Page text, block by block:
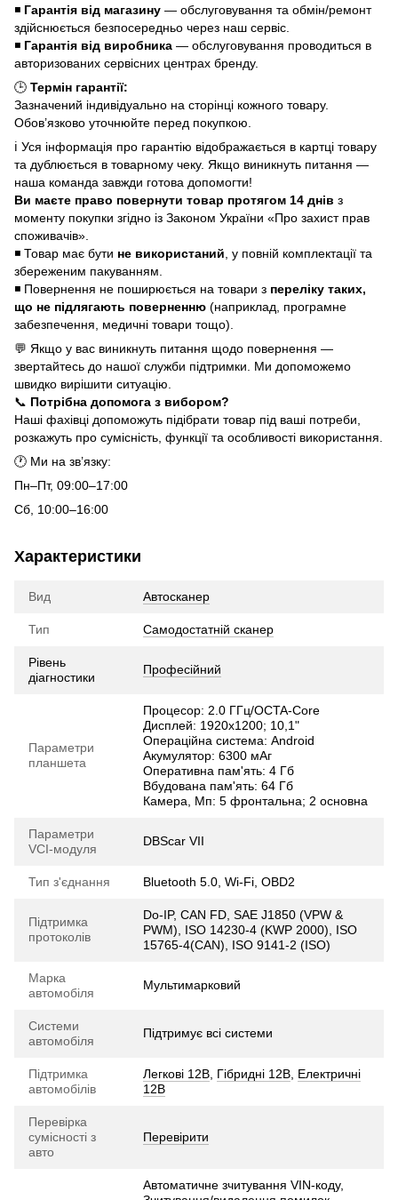
◾ Гарантія від магазину — обслуговування та обмін/ремонт
здійснюється безпосередньо через наш сервіс.
◾ Гарантія від виробника — обслуговування проводиться в
авторизованих сервісних центрах бренду.
🕒 Термін гарантії:
Зазначений індивідуально на сторінці кожного товару.
Обов’язково уточнюйте перед покупкою.
ℹ️ Уся інформація про гарантію відображається в картці товару
та дублюється в товарному чеку. Якщо виникнуть питання —
наша команда завжди готова допомогти!
Ви маєте право повернути товар протягом 14 днів з
моменту покупки згідно із Законом України «Про захист прав
споживачів».
◾ Товар має бути не використаний , у повній комплектації та
збереженим пакуванням.
◾ Повернення не поширюється на товари з переліку таких,
що не підлягають поверненню (наприклад, програмне
забезпечення, медичні товари тощо).
💬 Якщо у вас виникнуть питання щодо повернення —
звертайтесь до нашої служби підтримки. Ми допоможемо
швидко вирішити ситуацію.
📞 Потрібна допомога з вибором?
Наші фахівці допоможуть підібрати товар під ваші потреби,
розкажуть про сумісність, функції та особливості використання.
🕐 Ми на зв’язку:
Пн–Пт, 09:00–17:00
Сб, 10:00–16:00
Характеристики
Вид Автосканер
Тип Самодостатній сканер
Рівень
діагностики
Професійний
Параметри
планшета
Процесор: 2.0 ГГц/OCTA-Core
Дисплей: 1920х1200; 10,1"
Операційна система: Android
Акумулятор: 6300 мАг
Оперативна пам'ять: 4 Гб
Вбудована пам'ять: 64 Гб
Камера, Мп: 5 фронтальна; 2 основна
Параметри
VCI-модуля
DBScar VII
Тип з'єднання Bluetooth 5.0, Wi-Fi, OBD2
Підтримка
протоколів
Do-IP, CAN FD, SAE J1850 (VPW &
PWM), ISO 14230-4 (KWP 2000), ISO
15765-4(CAN), ISO 9141-2 (ISO)
Марка
автомобіля
Мультимарковий
Системи
автомобіля
Підтримує всі системи
Підтримка
автомобілів
Легкові 12В Гібридні 12В Електричні
12В
Перевірка
сумісності з
авто
Перевірити
Автоматичне зчитування VIN-коду,